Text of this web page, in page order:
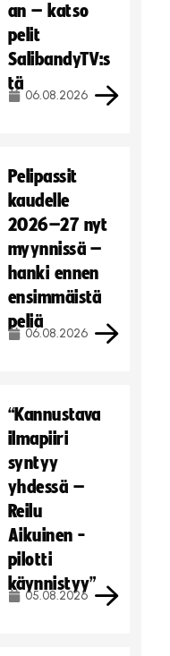
an – katso
pelit
SalibandyTV:s
tä
06.08.2026
Pelipassit
kaudelle
2026–27 nyt
myynnissä –
hanki ennen
ensimmäistä
peliä
06.08.2026
“Kannustava
ilmapiiri
syntyy
yhdessä –
Reilu
Aikuinen -
pilotti
käynnistyy”
05.08.2026